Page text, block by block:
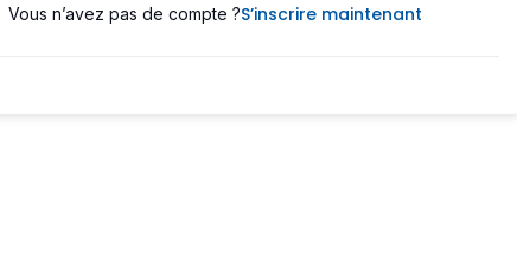
Vous n’avez pas de compte ?S’inscrire maintenant